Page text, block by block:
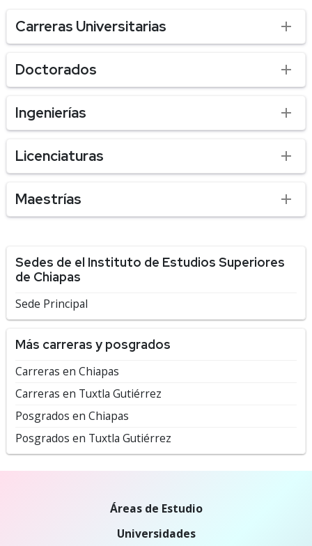
Carreras Universitarias
Doctorados
Ingenierías
Licenciaturas
Maestrías
Sedes de el Instituto de Estudios Superiores
de Chiapas
Sede Principal
Más carreras y posgrados
Carreras en Chiapas
Carreras en Tuxtla Gutiérrez
Posgrados en Chiapas
Posgrados en Tuxtla Gutiérrez
Áreas de Estudio
Universidades